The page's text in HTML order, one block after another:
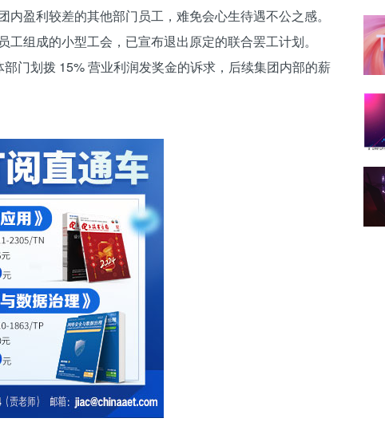
盈利较差的其他部门员工，难免会心生待遇不公之感。
组成的小型工会，已宣布退出原定的联合罢工计划。
门划拨 15% 营业利润发奖金的诉求，后续集团内部的薪